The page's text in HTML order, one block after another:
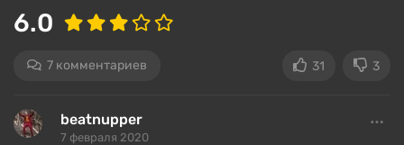
6.0
7 комментариев 31 3
beatnupper
7 февраля 2020